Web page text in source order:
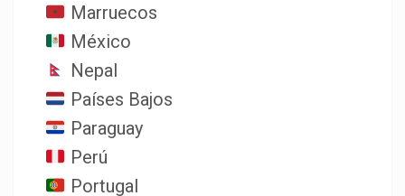
Marruecos
México
Nepal
Países Bajos
Paraguay
Perú
Portugal